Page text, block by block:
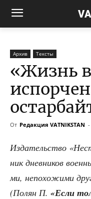
Архив Тексты
«Жизнь
От Редакция VATNIKSTAN -
Изда­тель­ство
ник днев­ни­ков
ми, непо­хо­жи­ми
(Полян П. «Если